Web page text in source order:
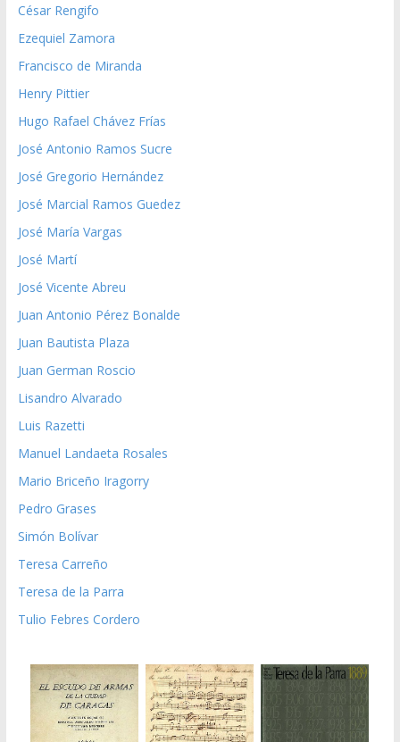
César Rengifo
Ezequiel Zamora
Francisco de Miranda
Henry Pittier
Hugo Rafael Chávez Frías
José Antonio Ramos Sucre
José Gregorio Hernández
José Marcial Ramos Guedez
José María Vargas
José Martí
José Vicente Abreu
Juan Antonio Pérez Bonalde
Juan Bautista Plaza
Juan German Roscio
Lisandro Alvarado
Luis Razetti
Manuel Landaeta Rosales
Mario Briceño Iragorry
Pedro Grases
Simón Bolívar
Teresa Carreño
Teresa de la Parra
Tulio Febres Cordero